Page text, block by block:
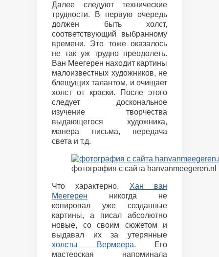
Далее следуют технические
трудности. В первую очередь
должен быть холст,
соответствующий выбранному
времени. Это тоже оказалось
не так уж трудно преодолеть.
Ван Меегерен находит картины
малоизвестных художников, не
блещущих талантом, и очищает
холст от краски. После этого
следует доскональное
изучение творчества
выдающегося художника,
манера письма, передача
света и т.д.
фотография с сайта hanvanmeegeren.nl
Что характерно, Хан ван
Меегерен никогда не
копировал уже созданные
картины, а писал абсолютно
новые, со своим сюжетом и
выдавал их за утерянные
холсты Вермеера. Его
мастерская напоминала